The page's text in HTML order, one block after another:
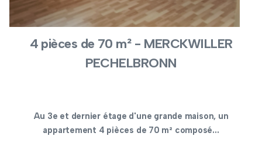
4 pièces de 70 m² - MERCKWILLER
PECHELBRONN
Au 3e et dernier étage d'une grande maison, un
appartement 4 pièces de 70 m² composé...